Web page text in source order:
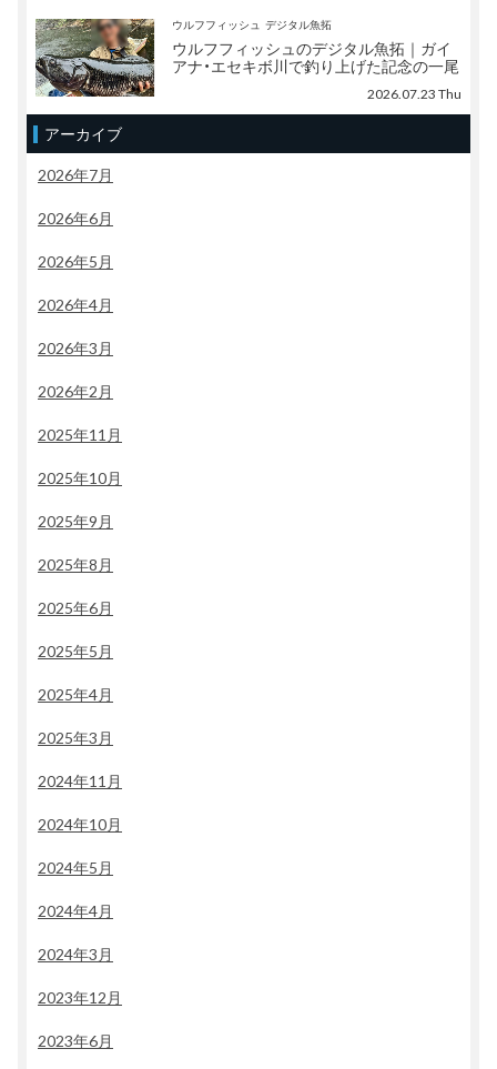
ウルフフィッシュ デジタル魚拓
ウルフフィッシュのデジタル魚拓｜ガイ
アナ・エセキボ川で釣り上げた記念の一尾
2026.07.23 Thu
アーカイブ
2026年7月
2026年6月
2026年5月
2026年4月
2026年3月
2026年2月
2025年11月
2025年10月
2025年9月
2025年8月
2025年6月
2025年5月
2025年4月
2025年3月
2024年11月
2024年10月
2024年5月
2024年4月
2024年3月
2023年12月
2023年6月